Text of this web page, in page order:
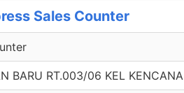
Sales Counter
BARU RT.003/06 KEL KENCANA